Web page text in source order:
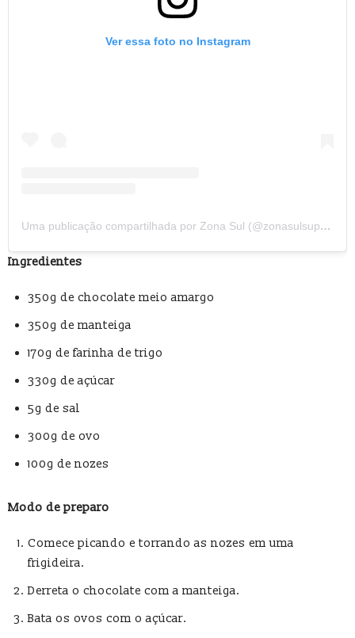
Ver essa foto no Instagram
Uma publicação compartilhada por Zona Sul (@zonasulsupermercado)
Ingredientes
350g de chocolate meio amargo
350g de manteiga
170g de farinha de trigo
330g de açúcar
5g de sal
300g de ovo
100g de nozes
Modo de preparo
Comece picando e torrando as nozes em uma
frigideira.
Derreta o chocolate com a manteiga.
Bata os ovos com o açúcar.